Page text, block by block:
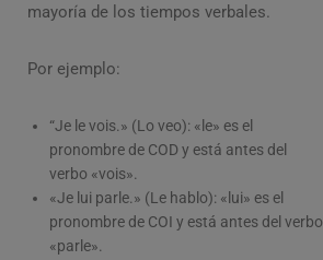
mayoría de los tiempos verbales.
Por ejemplo:
“Je le vois.» (Lo veo): «le» es el
pronombre de COD y está antes del
verbo «vois».
«Je lui parle.» (Le hablo): «lui» es el
pronombre de COI y está antes del verbo
«parle».